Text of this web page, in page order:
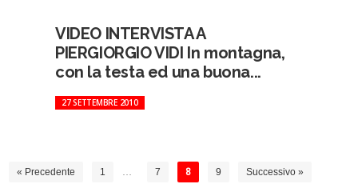
VIDEO INTERVISTA A
PIERGIORGIO VIDI In montagna,
con la testa ed una buona...
27 SETTEMBRE 2010
« Precedente 1 … 7 8 9 Successivo »